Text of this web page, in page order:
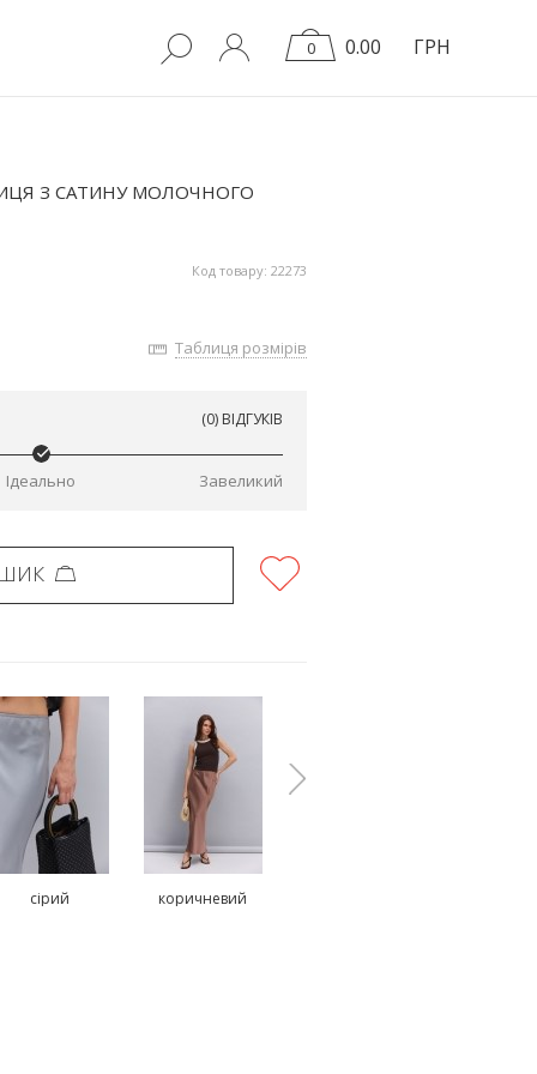
0 0.00 ГРН
З САТИНУ МОЛОЧНОГО
Код товару: 22273
Таблиця розмірів
(0) ВІДГУКІВ
Ідеально Завеликий
сірий коричневий